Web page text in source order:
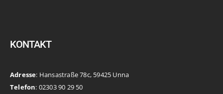
KONTAKT
Adresse: Hansastraße 78c, 59425 Unna
Telefon: 02303 90 29 50